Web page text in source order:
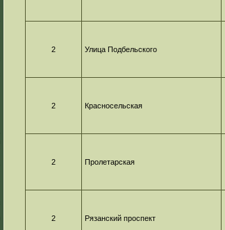
2 Улица Подбельского
2 Красносельская
2 Пролетарская
2 Рязанский проспект